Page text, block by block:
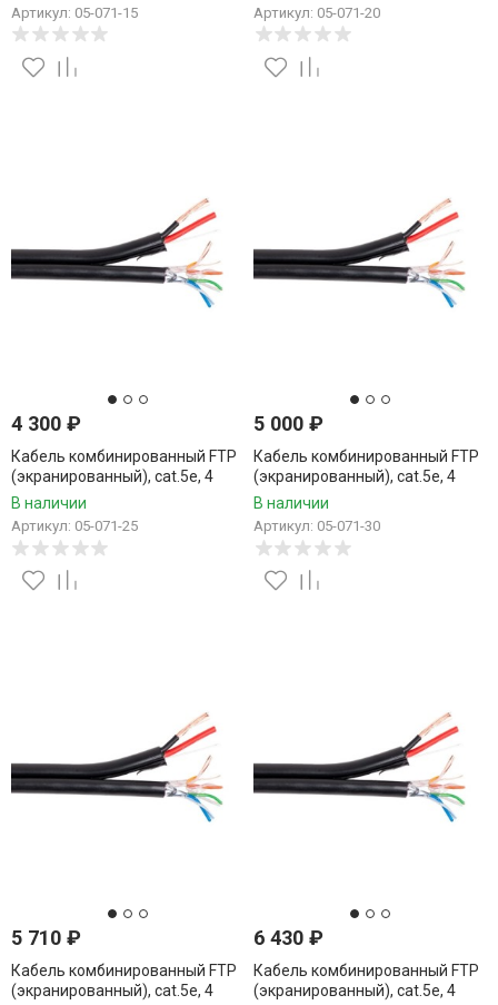
метров
Артикул: 05-071-15
метров
Артикул: 05-071-20
4 300 ₽
Кабель комбинированный FTP
(экранированный), cat.5e, 4
пары, CCA проводник +
метров
В наличии
Артикул: 05-071-25
5 000₽
Кабель комбинированный FTP
(экранированный), cat.5e, 4
пары, CCA проводник +
метров
В наличии
Артикул: 05-071-30
5 710 ₽
Кабель комбинированный FTP
(экранированный), cat.5e, 4
6 430₽
Кабель комбинированный FTP
(экранированный), cat.5e, 4